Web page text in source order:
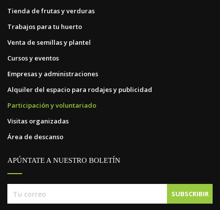
Tienda de frutas y verduras
Trabajos para tu huerto
Venta de semillas y plantel
Cursos y eventos
Empresas y administraciones
Alquiler del espacio para rodajes y publicidad
Participación y voluntariado
Visitas organizadas
Área de descanso
APÚNTATE A NUESTRO BOLETÍN